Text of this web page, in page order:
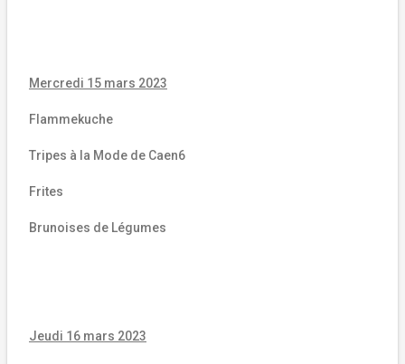
Mercredi 15 mars 2023
Flammekuche
Tripes à la Mode de Caen6
Frites
Brunoises de Légumes
Jeudi 16 mars 2023